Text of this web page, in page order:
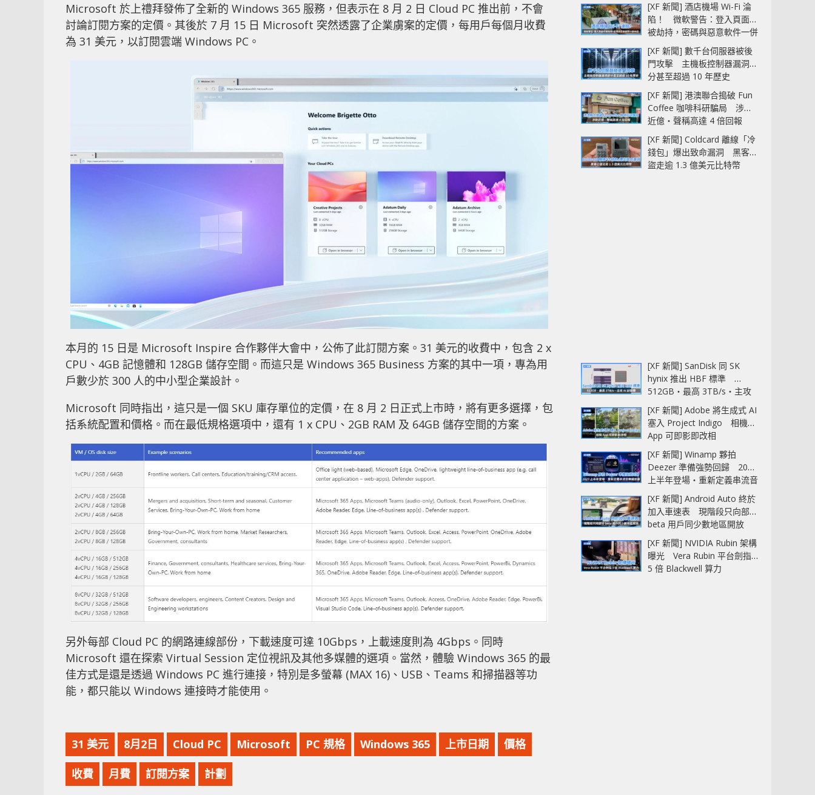
Microsoft 於上禮拜發佈了全新的 Windows 365 服務，但表示在 8 月 2 日 Cloud PC 推出前，不會
討論訂閱方案的定價。其後於 7 月 15 日 Microsoft 突然透露了企業虜案的定價，每用戶每個月收費
為 31 美元，以訂閱雲端 Windows PC。
本月的 15 日是 Microsoft Inspire 合作夥伴大會中，公佈了此訂閱方案。31 美元的收費中，包含 2 x
CPU、4GB 記憶體和 128GB 儲存空間。而這只是 Windows 365 Business 方案的其中一項，專為用
戶數少於 300 人的中小型企業設計。
Microsoft 同時指出，這只是一個 SKU 庫存單位的定價，在 8 月 2 日正式上市時，將有更多選擇，包
括系統配置和價格。而在最低規格選項中，還有 1 x CPU、2GB RAM 及 64GB 儲存空間的方案。
另外每部 Cloud PC 的網路連線部份，下載速度可達 10Gbps，上載速度則為 4Gbps。同時
Microsoft 還在探索 Virtual Session 定位視訊及其他多媒體的選項。當然，體驗 Windows 365 的最
佳方式是還是透過 Windows PC 進行連接，特別是多螢幕 (MAX 16)、USB、Teams 和掃描器等功
能，都只能以 Windows 連接時才能使用。
31 美元 8月2日 Cloud PC Microsoft PC 規格 Windows 365 上市日期 價格
收費 月費 訂閱方案 計劃
[XF 新聞] 酒店機場 Wi-Fi 淪
陷！ 微軟警告：登入頁面可
被劫持，密碼與惡意軟件一併
中招
[XF 新聞] 數千台伺服器被後
門攻擊 主機板控制器漏洞部
分甚至超過 10 年歷史
[XF 新聞] 港澳聯合搗破 Fun
Coffee 咖啡科研騙局 涉款
近億‧聲稱高達 4 倍回報
[XF 新聞] Coldcard 離線「冷
錢包」爆出致命漏洞 黑客已
盜走逾 1.3 億美元比特幣
[XF 新聞] SanDisk 同 SK
hynix 推出 HBF 標準
512GB‧最高 3TB/s‧主攻
AI 記憶體
[XF 新聞] Adobe 將生成式 AI
塞入 Project Indigo 相機
App 可即影即改相
[XF 新聞] Winamp 夥拍
Deezer 準備強勢回歸 2027
上半年登場‧重新定義串流音
樂播放器
[XF 新聞] Android Auto 終於
加入車速表 現階段只向部分
beta 用戶同少數地區開放
[XF 新聞] NVIDIA Rubin 架構
曝光 Vera Rubin 平台劍指
5 倍 Blackwell 算力